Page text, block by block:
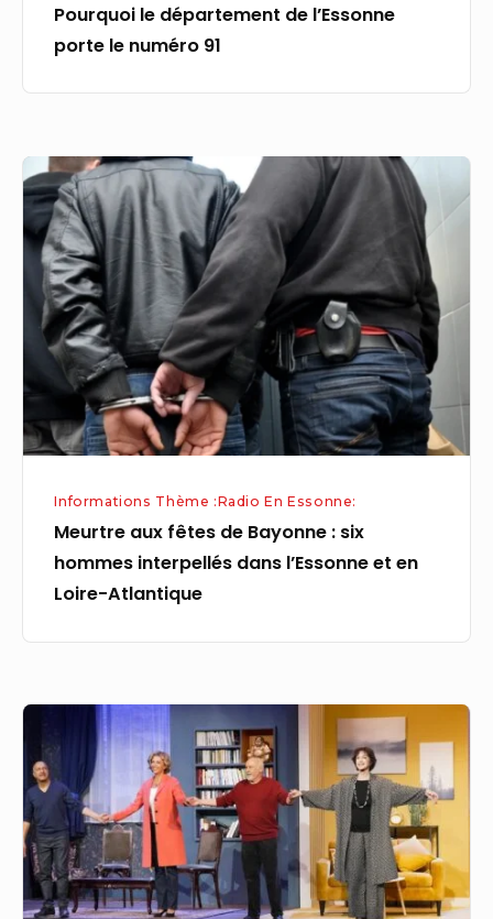
Pourquoi le département de l’Essonne
porte le numéro 91
Meurtre
aux
fêtes
de
Bayonne
hommes
interpellés
dans
Loire-
Atlantique
Informations Thème :Radio En Essonne:
Meurtre aux fêtes de Bayonne : six
hommes interpellés dans l’Essonne et en
Loire-Atlantique
ÉPERNON
Musique
en
ville
et
fête